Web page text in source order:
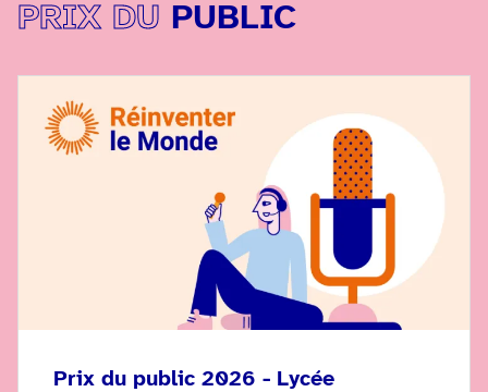
PRIX DU PUBLIC
Prix du public 2026 - Lycée